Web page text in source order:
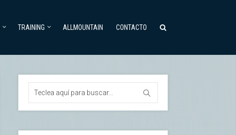
TRAINING ALLMOUNTAIN CONTACTO